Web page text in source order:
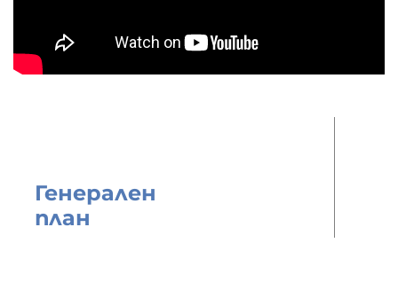
Генерален
план